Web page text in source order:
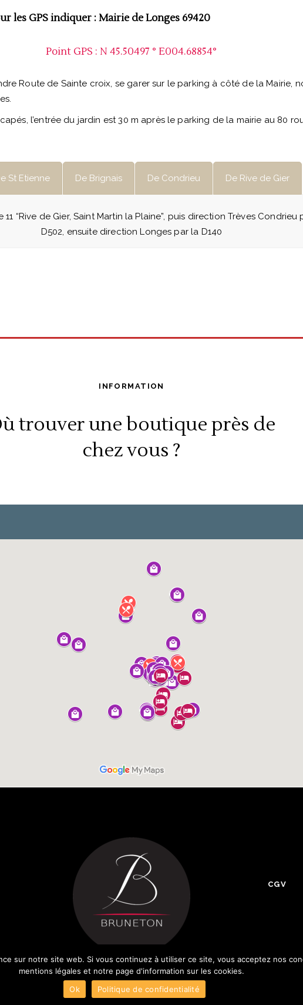
les GPS indiquer : Mairie de Longes 69420
Point GPS : N 45.50497 ° E004.68854°
Route de Sainte croix, se garer sur le parking à côté de la Mairie,
l’entrée du jardin est 30 m après le parking de la mairie au 80
St Etienne De Brignais De Condrieu De Rive de Gier
11 “Rive de Gier, Saint Martin la Plaine”, puis direction Trèves Condrieu
D502, ensuite direction Longes par la D140
INFORMATION
trouver une boutique près de
chez vous ?
CGV
sur notre site web. Si vous continuez à utiliser ce site, vous acceptez nos
mentions légales et notre page d'information sur les cookies.
Ok
Politique de confidentialité